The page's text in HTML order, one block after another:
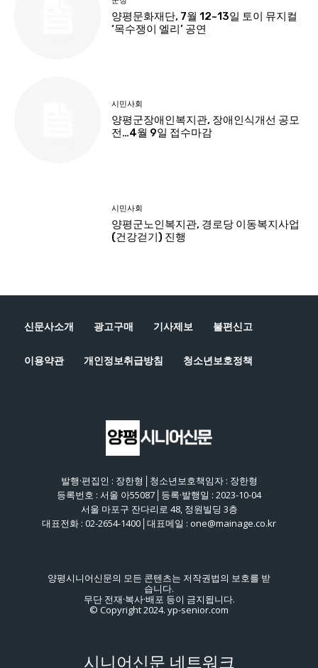
신문사소개 광고구매 기사제보 불편신고
이용약관 개인정보취급방침 청소년보호정책
발행·편집인 : 장한형│청소년보호책임자 : 장한형
등록번호 : 서울 아55087│등록·발행일 : 2023-10-04
서울 마포구 잔다리로 48, 정원빌딩 3층
대표전화 : 02-2654-1400│대표메일 : one@mainage.co.kr
양평시니어신문의 모든 콘텐츠는 저작권법의 보호를 받
습니다.
무단 전재·복사·배포 등이 금지됩니다.
© Copyright 2024. yp-senior.com
시니어신문 네트워크